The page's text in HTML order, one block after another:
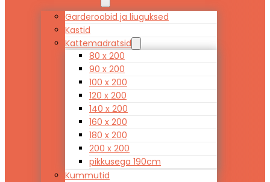
Garderoobid ja liuguksed
Kastid
Kattemadratsid
80 x 200
90 x 200
100 x 200
120 x 200
140 x 200
160 x 200
180 x 200
200 x 200
pikkusega 190cm
Kummutid